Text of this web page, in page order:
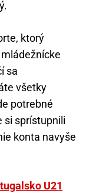
ktorý
sa
všetky
potrebné
si sprístupnili
konta navyše
U21